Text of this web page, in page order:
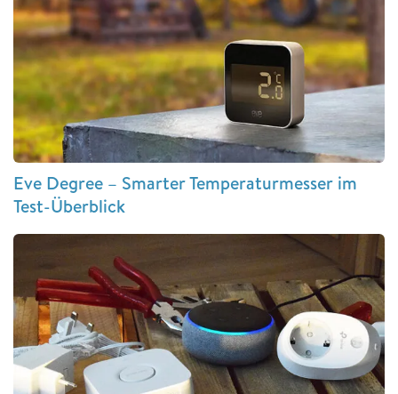
Eve Degree – Smarter Temperaturmesser im
Test-Überblick